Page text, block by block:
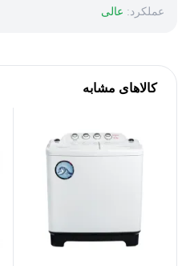
عملکرد: عالی
کالاهای مشابه